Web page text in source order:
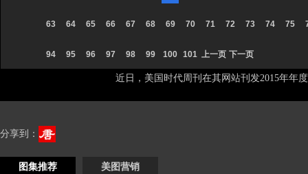
63 64 65 66 67 68 69 70 71 72 73 74 75
94 95 96 97 98 99 100 101 上一页 下一页
近日，美国时代周刊在其网站刊发2015年年度
分享到：
图集推荐 美图营销